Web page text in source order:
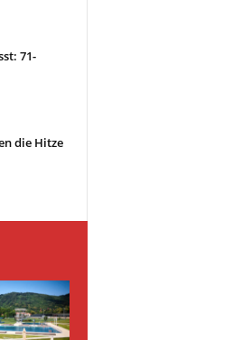
71-
die Hitze